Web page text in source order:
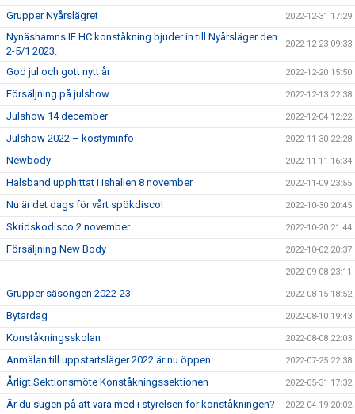
Grupper Nyårslägret 2022-12-31 17:29
Nynäshamns IF HC konståkning bjuder in till Nyårsläger den
2-5/1 2023.
2022-12-23 09:33
God jul och gott nytt år 2022-12-20 15:50
Försäljning på julshow 2022-12-13 22:38
Julshow 14 december 2022-12-04 12:22
Julshow 2022 – kostyminfo 2022-11-30 22:28
Newbody 2022-11-11 16:34
Halsband upphittat i ishallen 8 november 2022-11-09 23:55
Nu är det dags för vårt spökdisco! 2022-10-30 20:45
Skridskodisco 2 november 2022-10-20 21:44
Försäljning New Body 2022-10-02 20:37
2022-09-08 23:11
Grupper säsongen 2022-23 2022-08-15 18:52
Bytardag 2022-08-10 19:43
Konståkningsskolan 2022-08-08 22:03
Anmälan till uppstartsläger 2022 är nu öppen 2022-07-25 22:38
Årligt Sektionsmöte Konståkningssektionen 2022-05-31 17:32
Är du sugen på att vara med i styrelsen för konståkningen? 2022-04-19 20:02